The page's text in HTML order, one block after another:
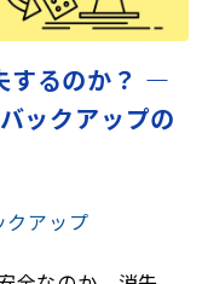
するのか？ ―
ックアップの
クアップ